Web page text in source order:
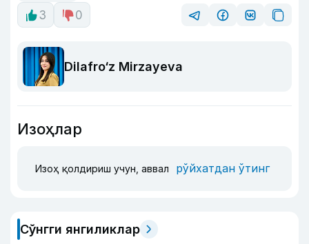
3
0
Dilafro‘z Mirzayeva
Изоҳлар
Изоҳ қолдириш учун, аввал рўйхатдан ўтинг
Сўнгги янгиликлар